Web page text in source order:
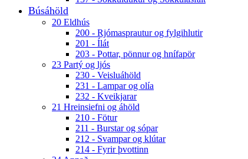
Búsáhöld
20 Eldhús
200 - Rjómasprautur og fylgihlutir
201 - Ílát
203 - Pottar, pönnur og hnífapör
23 Partý og ljós
230 - Veisluáhöld
231 - Lampar og olía
232 - Kveikjarar
21 Hreinsiefni og áhöld
210 - Fötur
211 - Burstar og sópar
212 - Svampar og klútar
214 - Fyrir þvottinn